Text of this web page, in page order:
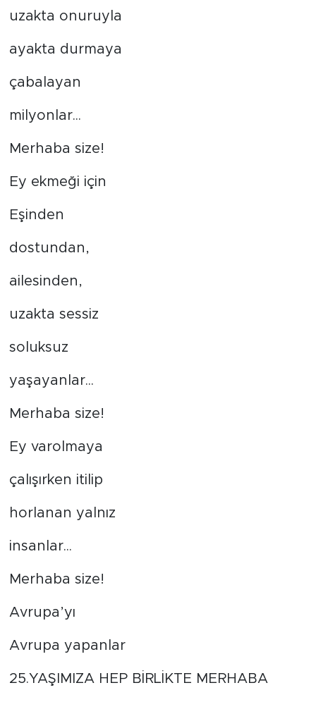
uzakta onuruyla
ayakta durmaya
çabalayan
milyonlar...
Merhaba size!
Ey ekmeği için
Eşinden
dostundan,
ailesinden,
uzakta sessiz
soluksuz
yaşayanlar...
Merhaba size!
Ey varolmaya
çalışırken itilip
horlanan yalnız
insanlar...
Merhaba size!
Avrupa’yı
Avrupa yapanlar
25.YAŞIMIZA HEP BİRLİKTE MERHABA